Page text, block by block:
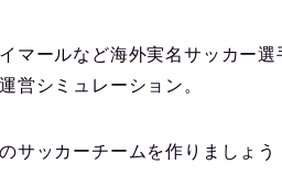
マールなど海外実名サッカー
営シミュレーション。
サッカーチームを作りましょう